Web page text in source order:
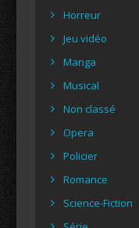
Horreur
Jeu vidéo
Manga
Musical
Non classé
Opera
Policier
Romance
Science-Fiction